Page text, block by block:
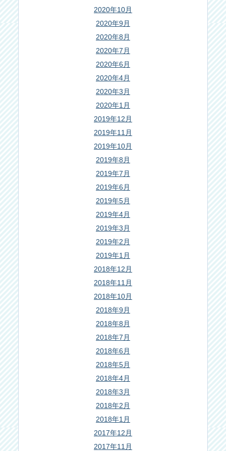
2020年10月
2020年9月
2020年8月
2020年7月
2020年6月
2020年4月
2020年3月
2020年1月
2019年12月
2019年11月
2019年10月
2019年8月
2019年7月
2019年6月
2019年5月
2019年4月
2019年3月
2019年2月
2019年1月
2018年12月
2018年11月
2018年10月
2018年9月
2018年8月
2018年7月
2018年6月
2018年5月
2018年4月
2018年3月
2018年2月
2018年1月
2017年12月
2017年11月